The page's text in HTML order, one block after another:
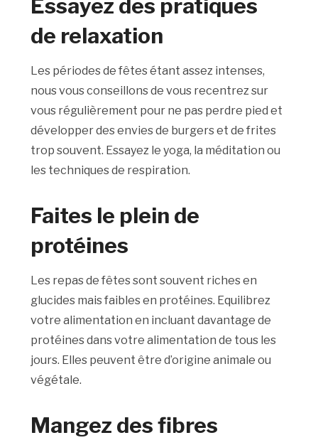
Essayez des pratiques
de relaxation
Les périodes de fêtes étant assez intenses,
nous vous conseillons de vous recentrez sur
vous régulièrement pour ne pas perdre pied et
développer des envies de burgers et de frites
trop souvent. Essayez le yoga, la méditation ou
les techniques de respiration.
Faites le plein de
protéines
Les repas de fêtes sont souvent riches en
glucides mais faibles en protéines. Equilibrez
votre alimentation en incluant davantage de
protéines dans votre alimentation de tous les
jours. Elles peuvent être d’origine animale ou
végétale.
Mangez des fibres